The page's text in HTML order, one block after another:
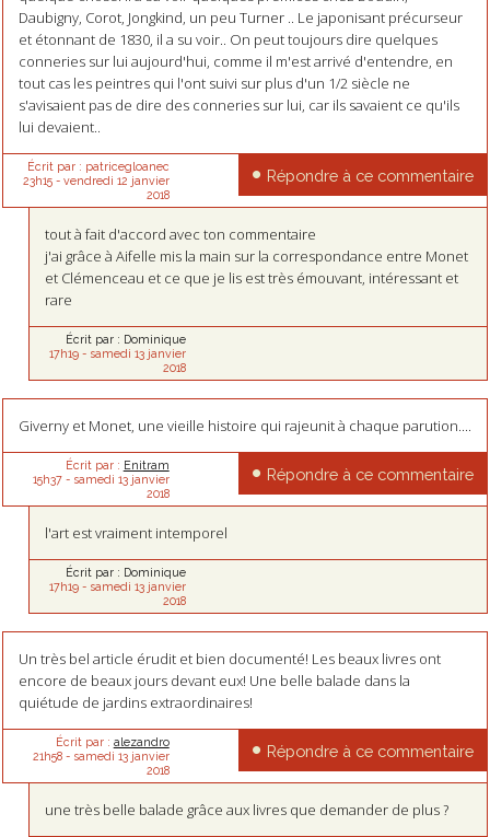
Daubigny, Corot, Jongkind, un peu Turner .. Le japonisant précurseur
et étonnant de 1830, il a su voir.. On peut toujours dire quelques
conneries sur lui aujourd'hui, comme il m'est arrivé d'entendre, en
tout cas les peintres qui l'ont suivi sur plus d'un 1/2 siècle ne
s'avisaient pas de dire des conneries sur lui, car ils savaient ce qu'ils
lui devaient..
Écrit par : patricegloanec
23h15- vendredi 12 janvier
2018
Répondre à ce commentaire
tout à fait d'accord avec ton commentaire
j'ai grâce à Aifelle mis la main sur la correspondance entre Monet
et Clémenceau et ce que je lis est très émouvant, intéressant et
rare
Écrit par : Dominique
17h19- samedi 13 janvier
2018
Giverny et Monet, une vieille histoire qui rajeunit à chaque parution....
Écrit par : Enitram
15h37- samedi 13 janvier
2018
Répondre à ce commentaire
l'art est vraiment intemporel
Écrit par : Dominique
17h19- samedi 13 janvier
2018
Un très bel article érudit et bien documenté! Les beaux livres ont
encore de beaux jours devant eux! Une belle balade dans la
quiétude de jardins extraordinaires!
Écrit par : alezandro
21h58- samedi 13 janvier
2018
Répondre à ce commentaire
une très belle balade grâce aux livres que demander de plus ?